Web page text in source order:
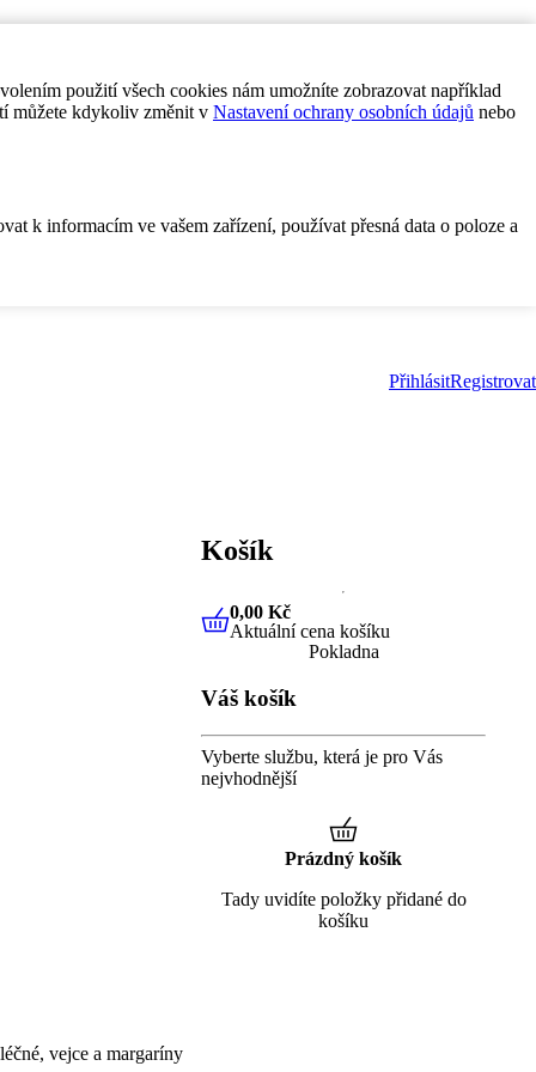
použití všech cookies nám umožníte zobrazovat například
můžete kdykoliv změnit v Nastavení ochrany osobních údajů nebo
k informacím ve vašem zařízení, používat přesná data o poloze a
PřihlásitRegistrovat
vejce a margaríny
Košík
0,00 KčAktuální cena košíku
0,00 Kč
Aktuální cena košíku
Pokladna
Váš košík
Vyberte službu, která je pro Vás
nejvhodnější
Prázdný košík
Tady uvidíte položky přidané do
košíku